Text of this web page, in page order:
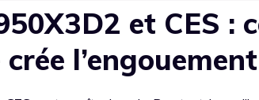
et CES :
crée l’engouement